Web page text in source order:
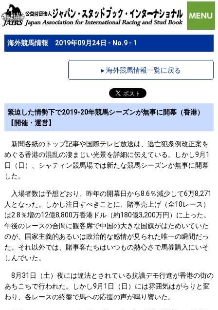
海外競馬情報 2019年09月24日 - No.9 - 1
▸ 海外競馬情報一覧に戻る
緊迫した情勢下で2019-20年競馬シーズンが無事に開幕（香港）
【開催・運営】
新聞各紙のトップ記事や国際テレビ放送は、逃亡犯条例改正案を
めぐる香港の混乱の凄まじい光景を詳細に伝えている。しかし9月1
日（日）、シャティン競馬場では新たな競馬シーズンが無事に開幕
した。
入場者数は予想どおり、昨年の開幕日から8.6％減少して6万8,271
人となった。しかし注目すべきことに、賭事売上げ（全10レース）
は2.8％増の12億8,800万香港ドル（約180億3,200万円）に上った。
午後のレースの合間に観客席で中国の大きな国旗がはためいていた
のが、国家主義的あるいは政治的な感情が見られた唯一の瞬間だっ
た。それ以外では、賭事客たちはいつもの熱心さで馬券購入にいそ
しんでいた。
8月31日（土）夜には違法とされている抗議デモ行進が香港の街の
あちこちで行われた。しかし9月1日（日）には雰囲気はがらりと変
わり、各レースの終盤で馬への応援の声が鳴り響いた。